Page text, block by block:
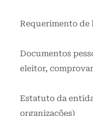
Requerimento de
Documentos
eleitor,
Estatuto da
organizações)